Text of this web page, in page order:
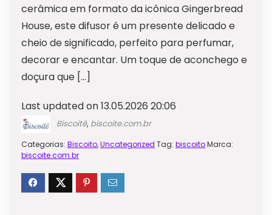
cerâmica em formato da icônica Gingerbread
House, este difusor é um presente delicado e
cheio de significado, perfeito para perfumar,
decorar e encantar. Um toque de aconchego e
doçura que […]
Last updated on 13.05.2026 20:06
Biscoitê, biscoite.com.br
Categorias: Biscoito,Uncategorized Tag: biscoitoMarca:
biscoite.com.br